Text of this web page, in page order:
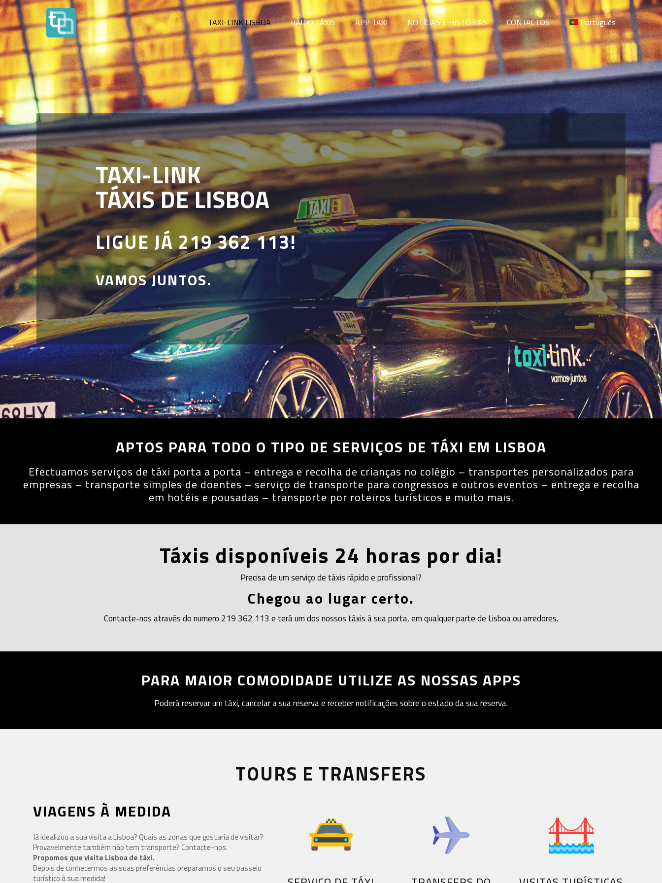
TAXI-LINK LISBOA RÁDIO TÁXIS APP TAXI NOTÍCIAS E HISTÓRIAS CONTACTOS Português
TAXI-LINK
TÁXIS DE LISBOA
LIGUE JÁ 219 362 113!
VAMOS JUNTOS.
APTOS PARA TODO O TIPO DE SERVIÇOS DE TÁXI EM LISBOA
Efectuamos serviços de táxi porta a porta – entrega e recolha de crianças no colégio – transportes personalizados para
empresas – transporte simples de doentes – serviço de transporte para congressos e outros eventos – entrega e recolha
em hotéis e pousadas – transporte por roteiros turísticos e muito mais.
Táxis disponíveis 24 horas por dia!
Precisa de um serviço de táxis rápido e profissional?
Chegou ao lugar certo.
Contacte-nos através do numero 219 362 113 e terá um dos nossos táxis à sua porta, em qualquer parte de Lisboa ou arredores.
PARA MAIOR COMODIDADE UTILIZE AS NOSSAS APPS
Poderá reservar um táxi, cancelar a sua reserva e receber notificações sobre o estado da sua reserva.
TOURS E TRANSFERS
VIAGENS À MEDIDA
Já idealizou a sua visita a Lisboa? Quais as zonas que gostaria de visitar?
Provavelmente também não tem transporte? Contacte-nos.
Propomos que visite Lisboa de táxi.
Depois de conhecermos as suas preferências preparamos o seu passeio
turístico à sua medida!